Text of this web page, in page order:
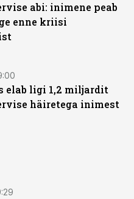
abi: inimene peab
enne kriisi
elab ligi 1,2 miljardit
häiretega inimest